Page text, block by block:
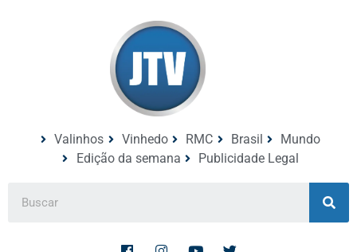
Valinhos Vinhedo RMC Brasil
Mundo
Edição da semana
Publicidade Legal